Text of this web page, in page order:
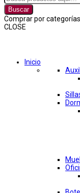
Buscar
Comprar por categorías
CLOSE
Inicio